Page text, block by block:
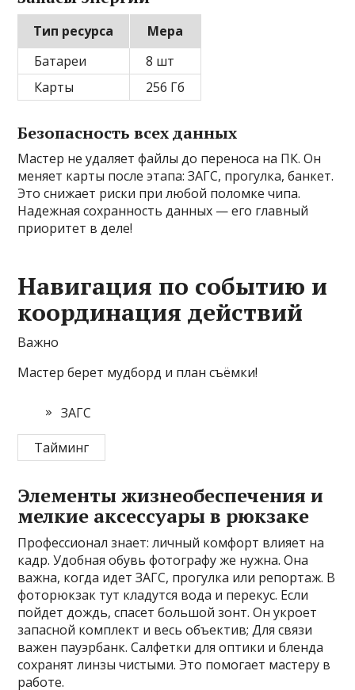
Тип ресурса
Мера
Батареи
8 шт
Карты
256 Гб
Безопасность всех данных
Мастер не удаляет файлы до переноса на ПК. Он
меняет карты после этапа: ЗАГС, прогулка, банкет.
Это снижает риски при любой поломке чипа.
Надежная сохранность данных — его главный
приоритет в деле!
Навигация по событию и
координация действий
Важно
Мастер берет мудборд и план съёмки!
ЗАГС
Тайминг
Элементы жизнеобеспечения и
мелкие аксессуары в рюкзаке
Профессионал знает: личный комфорт влияет на
кадр. Удобная обувь фотографу же нужна. Она
важна, когда идет ЗАГС, прогулка или репортаж. В
фоторюкзак тут кладутся вода и перекус. Если
пойдет дождь, спасет большой зонт. Он укроет
запасной комплект и весь объектив; Для связи
важен пауэрбанк. Салфетки для оптики и бленда
сохранят линзы чистыми. Это помогает мастеру в
работе.